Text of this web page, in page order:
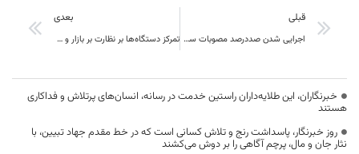
قبلی
اجرایی شدن صددرصد مصوبات سفر رئیس‌جمهور به خراسان جنوبی طی بازه زمانی سه سال
بعدی
تمرکز دستگاه‌ها بر نظارت بر بازار و کنترل قیمت‌هاست
خبرنگاران، این طلایه‌داران راستین خدمت در رسانه، انسان‌های پرتلاش و فداکاری
هستند
روز خبرنگار، پاسداشت رنج و تلاش کسانی است که در خط مقدم جهاد تبیین، با
نثار جان و مال، پرچم آگاهی را بر دوش می‌کشند